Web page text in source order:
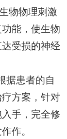
物物理刺激
能，使生物
受损的神经
据患者的自
方案，针对
手，完全修
作。